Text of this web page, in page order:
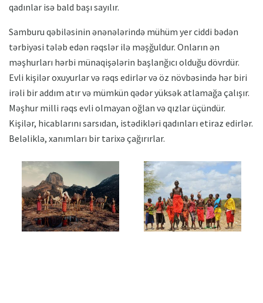
qadınlar isə bald başı sayılır.
Samburu qəbiləsinin ənənələrində mühüm yer ciddi bədən
tərbiyəsi tələb edən rəqslər ilə məşğuldur. Onların ən
məşhurları hərbi münaqişələrin başlanğıcı olduğu dövrdür.
Evli kişilər oxuyurlar və rəqs edirlər və öz növbəsində hər biri
irəli bir addım atır və mümkün qədər yüksək atlamağa çalışır.
Məşhur milli rəqs evli olmayan oğlan və qızlar üçündür.
Kişilər, hicablarını sarsıdan, istədikləri qadınları etiraz edirlər.
Beləliklə, xanımları bir tarixə çağırırlar.